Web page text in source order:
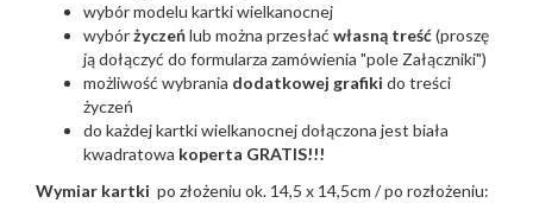
wybór modelu kartki wielkanocnej
wybórżyczeńlub można przesłać własną treść(proszę
ją dołączyć do formularza zamówienia "pole Załączniki")
możliwość wybrania dodatkowej grafiki do treści
życzeń
do każdej kartki wielkanocnej dołączona jest biała
kwadratowa koperta GRATIS!!!
Wymiar kartki po złożeniu ok. 14,5 x 14,5cm / po rozłożeniu: